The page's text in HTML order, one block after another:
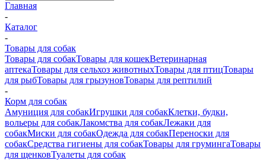
Главная
-
Каталог
-
Товары для собак
Товары для собакТовары для кошекВетеринарная
аптекаТовары для сельхоз животныхТовары для птицТовары
для рыбТовары для грызуновТовары для рептилий
-
Корм для собак
Амуниция для собакИгрушки для собакКлетки, будки,
вольеры для собакЛакомства для собакЛежаки для
собакМиски для собакОдежда для собакПереноски для
собакСредства гигиены для собакТовары для грумингаТовары
для щенковТуалеты для собак